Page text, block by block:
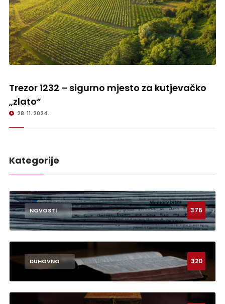
Trezor 1232 – sigurno mjesto za kutjevačko „zlato“
Trezor 1232 – sigurno mjesto za kutjevačko
„zlato“
28. 11. 2024.
Kategorije
NOVOSTI 376
DUHOVNO 320